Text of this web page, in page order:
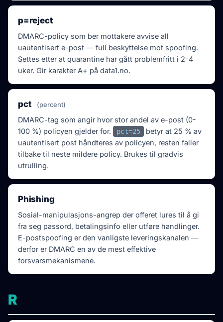
p=reject
DMARC-policy som ber mottakere avvise all
uautentisert e-post — full beskyttelse mot spoofing.
Settes etter at quarantine har gått problemfritt i 2-4
uker. Gir karakter A+ på data1.no.
pct (percent)
DMARC-tag som angir hvor stor andel av e-post (0-
100 %) policyen gjelder for.
pct=25
betyr at 25 % av
uautentisert post håndteres av policyen, resten faller
tilbake til neste mildere policy. Brukes til gradvis
utrulling.
Phishing
Sosial-manipulasjons-angrep der offeret lures til å gi
fra seg passord, betalingsinfo eller utføre handlinger.
E-postspoofing er den vanligste leveringskanalen —
derfor er DMARC en av de mest effektive
forsvarsmekanismene.
R